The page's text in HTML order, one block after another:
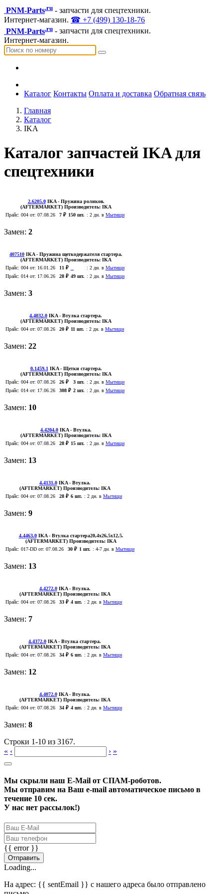
PNM-Parts.ru - запчасти для спецтехники.
Интернет-магазин. ☎ +7 (499) 130-18-76
PNM-Parts.ru - запчасти для спецтехники.
Интернет-магазин.
Каталог Контакты Оплата и доставка Обратная связь
Главная
Каталог
IKA
Каталог запчастей IKA для
спецтехники
2.6205.0 IKA- Пружина роликов.
(AFTERMARKET) Производитель: IKA
Прайс: 004 от: 07.08.26 7 ₽ 150 шт. : 2 дн. в Мытищи
Замен: 2
407510 IKA- Пружина щеткодержателя стартера.
(AFTERMARKET) Производитель: IKA
Прайс: 004 от: 16.01.26 11 ₽ : 2 дн. в Мытищи
Прайс: 014 от: 17.06.26 28 ₽ 49 шт. : 2 дн. в Мытищи
Замен: 3
4.4032.0 IKA- Втулка стартера.
(AFTERMARKET)Производитель: IKA
Прайс: 004 от: 07.08.26 20 ₽ 11 шт. : 2 дн. в Мытищи
Замен: 22
0.1459.1 IKA- Щетки стартера.
(AFTERMARKET) Производитель: IKA
Прайс: 004 от: 07.08.26 26 ₽ 3 шт. : 2 дн. в Мытищи
Прайс: 014 от: 17.06.26 308 ₽ 2 шт. : 2 дн. в Мытищи
Замен: 10
4.4204.0 IKA- Втулка.
(AFTERMARKET) Производитель: IKA
Прайс: 004 от: 07.08.26 28 ₽ 15 шт. : 2 дн. в Мытищи
Замен: 13
4.4131.0 IKA- Втулка.
(AFTERMARKET)Производитель: IKA
Прайс: 004 от: 07.08.26 28 ₽ 6 шт. : 2 дн. в Мытищи
Замен: 9
4.4463.0 IKA- Втулка стартера20,4x26,5x12,5.
(AFTERMARKET) Производитель: IKA
Прайс: 017-DD от: 07.08.26 30 ₽ 1 шт. : 4-7 дн. в Мытищи
Замен: 13
4.4272.0 IKA- Втулка.
(AFTERMARKET)Производитель: IKA
Прайс: 004 от: 07.08.26 33 ₽ 4 шт. : 2 дн. в Мытищи
Замен: 7
4.4372.0 IKA- Втулка стартера.
(AFTERMARKET)Производитель: IKA
Прайс: 004 от: 07.08.26 34 ₽ 6 шт. : 2 дн. в Мытищи
Замен: 12
4.4072.0 IKA- Втулка.
(AFTERMARKET)Производитель: IKA
Прайс: 004 от: 07.08.26 34 ₽ 4 шт. : 2 дн. в Мытищи
Замен: 8
Строки 1-10 из 3167.
« ‹ › »
Мы скрыли наш E-Mail от СПАМ-роботов.
Мы отправим на Ваш e-mail автоматическое письмо в
течение 10 сек.
У нас нет рассылок!)
{{ error }}
Отправить
Loading...
На адрес: {{ sentEmail }} с нашего адреса было отправлено